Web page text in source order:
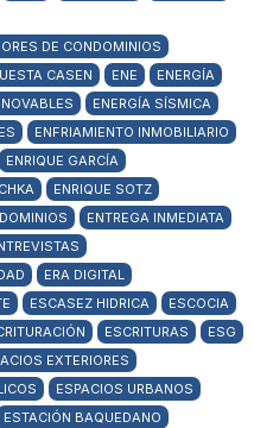
DE CONDOMINIOS
CASEN ENE
ENERGÍA
ENERGÍA SÍSMICA
ENFRIAMIENTO INMOBILIARIO
ENRIQUE GARCÍA
ENRIQUE SOTZ
ENTREGA INMEDIATA
ERA DIGITAL
ESCASEZ HIDRICA
ESCOCIA
ESCRITURAS
ESG
EXTERIORES
ESPACIOS URBANOS
ESTACIÓN BAQUEDANO